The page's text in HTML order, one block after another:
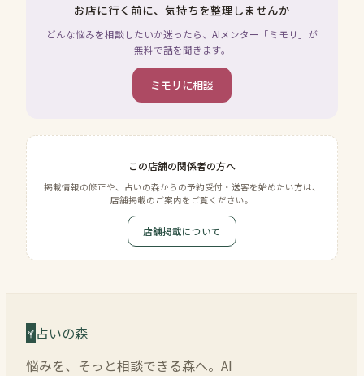
お店に行く前に、気持ちを整理しませんか
どんな悩みを相談したいか迷ったら、AIメンター「ミモリ」が
無料で話を聞きます。
ミモリに相談
この店舗の関係者の方へ
掲載情報の修正や、占いの森からの予約受付・送客を始めたい方は、
店舗掲載のご案内をご覧ください。
店舗掲載について
占いの森
悩みを、そっと相談できる森へ。AI